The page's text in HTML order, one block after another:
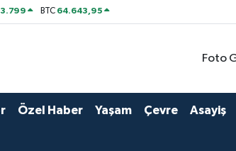
BTC 64.643,95
Foto
Özel Haber Yaşam Çevre Asayiş